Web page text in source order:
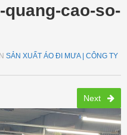
quang-cao-so-
SẢN XUẤT ÁO ĐI MƯA | CÔNG TY
Next